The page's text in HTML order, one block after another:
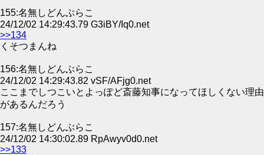
155:名無しどんぶらこ
24/12/02 14:29:43.79 G3iBY/Iq0.net
>>134
くそつまんね
156:名無しどんぶらこ
24/12/02 14:29:43.82 vSF/AFjg0.net
ここまでしつこいとよっぽど斎藤知事になってほしくない理由
があるんだろう
157:名無しどんぶらこ
24/12/02 14:30:02.89 RpAwyv0d0.net
>>133